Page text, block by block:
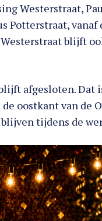
Westerstraat,
Potterstraat,
blijft
afgesloten.
oostkant van de
tijdens de